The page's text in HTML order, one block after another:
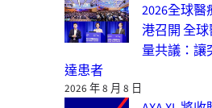
2026全球
港召開 全
量共議：讓
達患者
2026 年 8 月 8 日